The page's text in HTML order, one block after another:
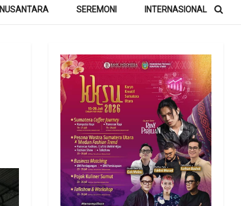
NUSANTARA SEREMONI INTERNASIONAL